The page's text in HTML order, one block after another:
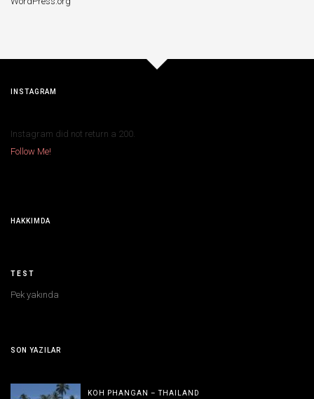
INSTAGRAM
Instagram did not return a 200.
Follow Me!
HAKKIMDA
TEST
Pek yakında
SON YAZILAR
KOH PHANGAN – THAILAND